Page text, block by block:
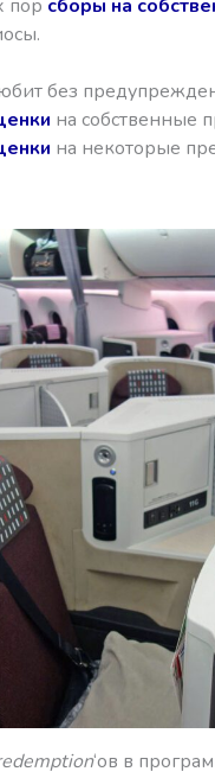
пор сборы на
без
на собственные
на некоторые
‘ов в